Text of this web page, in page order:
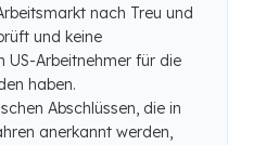
nach Treu und
und keine
US-Arbeitnehmer für die
haben.
Abschlüssen, die in
anerkannt werden,